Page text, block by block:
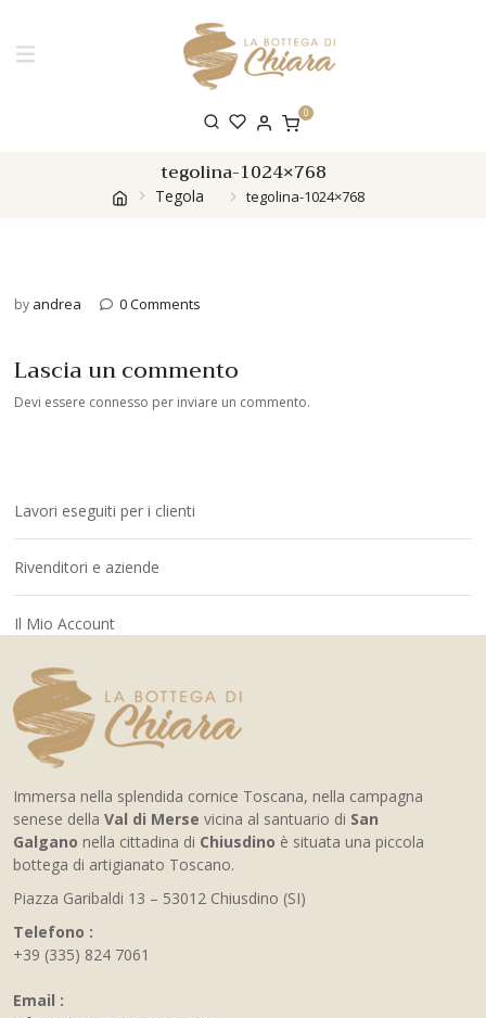
0
tegolina-1024×768
Tegola tegolina-1024×768
by andrea 0 Comments
Lascia un commento
Devi essere connesso per inviare un commento.
Lavori eseguiti per i clienti
Rivenditori e aziende
Il Mio Account
Immersa nella splendida cornice Toscana, nella campagna
senese della Val di Merse vicina al santuario di San
Galgano nella cittadina di Chiusdino è situata una piccola
bottega di artigianato Toscano.
Piazza Garibaldi 13 – 53012 Chiusdino (SI)
Telefono :
+39 (335) 824 7061
Email :